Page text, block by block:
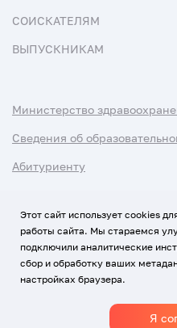
СОИСКАТЕЛЯМ
ВЫПУСКНИКАМ
Министерство
Сведения об
Абитуриенту
Использование Cookies
Политика обработки
Этот сайт использует cookies
работы сайта. Мы стараемся
подключили аналитические
сбор и обработку ваших
настройках браузера.
Я